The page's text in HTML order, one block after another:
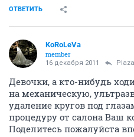
ОТВЕТИТЬ
KоRоLеVа
member
16 декабря 2011 Plaza
Девочки, а кто-нибудь
на механическую,
удаление кругов под
процедуру от салона Ваш
Поделитесь пожалуйста